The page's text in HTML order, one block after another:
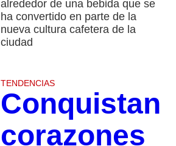
alrededor de una bebida que se
ha convertido en parte de la
nueva cultura cafetera de la
ciudad
TENDENCIAS
Conquistan
corazones